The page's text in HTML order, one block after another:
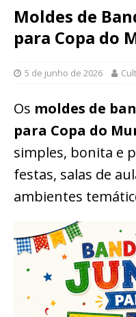
Moldes de
para Copa do
5 de junho de 2026
Os moldes de
para Copa do
simples, bonita e
festas, salas de
ambientes